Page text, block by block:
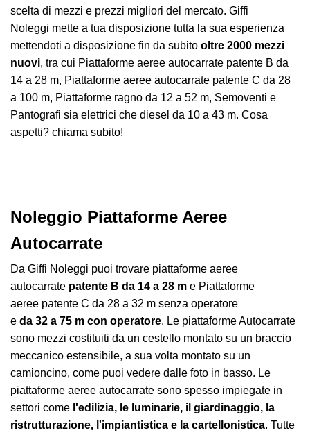
scelta di mezzi e prezzi migliori del mercato. Giffi
Noleggi mette a tua disposizione tutta la sua esperienza
mettendoti a disposizione fin da subito oltre 2000 mezzi
nuovi, tra cui Piattaforme aeree autocarrate patente B da
14 a 28 m, Piattaforme aeree autocarrate patente C da 28
a 100 m, Piattaforme ragno da 12 a 52 m, Semoventi e
Pantografi sia elettrici che diesel da 10 a 43 m. Cosa
aspetti? chiama subito!
Noleggio Piattaforme Aeree
Autocarrate
Da Giffi Noleggi puoi trovare piattaforme aeree
autocarrate patente B da 14 a 28 m e Piattaforme
aeree patente C da 28 a 32 m senza operatore
e da 32 a 75 m con operatore. Le piattaforme Autocarrate
sono mezzi costituiti da un cestello montato su un braccio
meccanico estensibile, a sua volta montato su un
camioncino, come puoi vedere dalle foto in basso. Le
piattaforme aeree autocarrate sono spesso impiegate in
settori come l'edilizia, le luminarie, il giardinaggio, la
ristrutturazione, l'impiantistica e la cartellonistica. Tutte